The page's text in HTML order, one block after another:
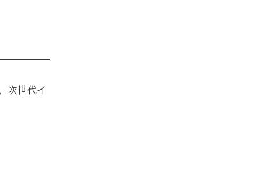
次世代イ